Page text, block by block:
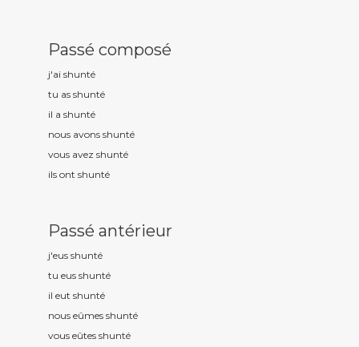
Passé composé
j'ai shunté
tu as shunté
il a shunté
nous avons shunté
vous avez shunté
ils ont shunté
Passé antérieur
j'eus shunté
tu eus shunté
il eut shunté
nous eûmes shunté
vous eûtes shunté